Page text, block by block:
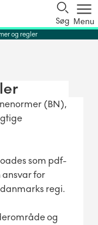
Søg Menu
og regler
(BN),
som pdf-
ansvar for
regi.
og